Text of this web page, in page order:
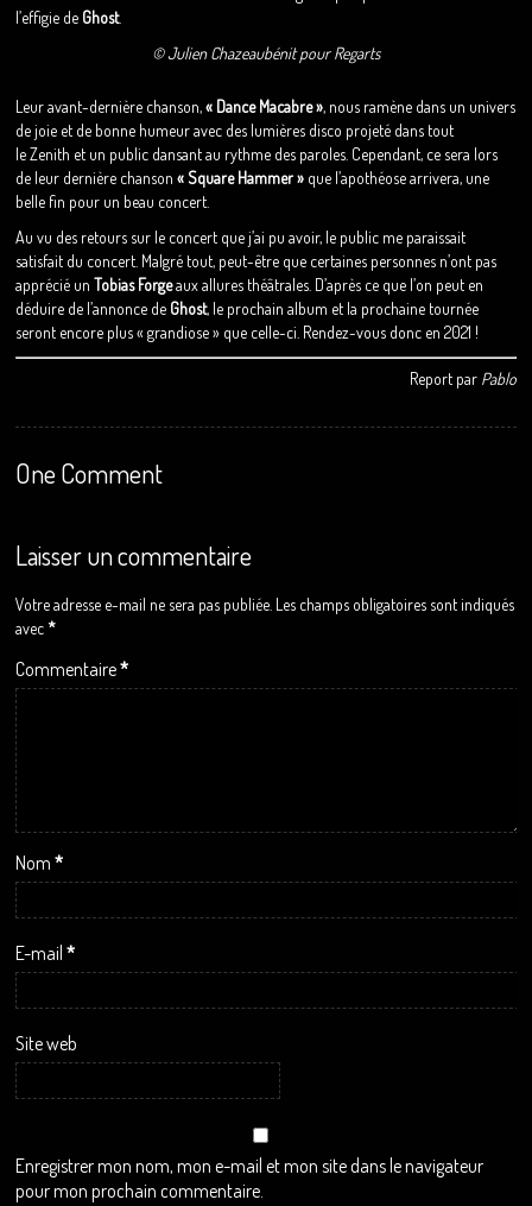
l’effigie de Ghost.
© Julien Chazeaubénit pour Regarts
Leur avant-dernière chanson,« Dance Macabre », nous ramène dans un univers
de joie et de bonne humeur avec des lumières disco projeté dans tout
le Zenith et un public dansant au rythme des paroles. Cependant, ce sera lors
de leur dernière chanson« Square Hammer » que l’apothéose arrivera, une
belle fin pour un beau concert.
Au vu des retours sur le concert que j’ai pu avoir, le public me paraissait
satisfait du concert. Malgré tout, peut-être que certaines personnes n’ont pas
apprécié unTobias Forgeaux allures théâtrales. D’après ce que l’on peut en
déduire de l’annonce de Ghost, le prochain album et la prochaine tournée
seront encore plus « grandiose » que celle-ci. Rendez-vous donc en 2021 !
Report par Pablo
One Comment
Laisser un commentaire
Votre adresse e-mail ne sera pas publiée. Les champs obligatoires sont indiqués
avec *
Commentaire*
Nom*
E-mail*
Site web
Enregistrer mon nom, mon e-mail et mon site dans le navigateur
pour mon prochain commentaire.